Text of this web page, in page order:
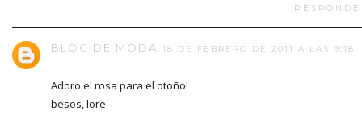
BLOC DE MODA 18 DE FEBRERO DE 2011 A LAS 9:18
Adoro el rosa para el otoño!
besos, lore